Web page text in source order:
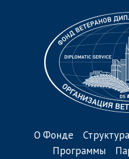
О Фонде Структура
Программы